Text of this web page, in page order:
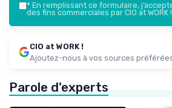
* En remplissant ce formulaire,
des fins commerciales par CIO at
CIO at WORK !
Ajoutez-nous à vos sources
Parole d'experts